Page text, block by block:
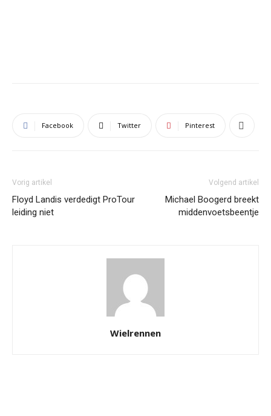
Facebook Twitter Pinterest
Vorig artikel
Floyd Landis verdedigt ProTour
leiding niet
Volgend artikel
Michael Boogerd breekt
middenvoetsbeentje
Wielrennen